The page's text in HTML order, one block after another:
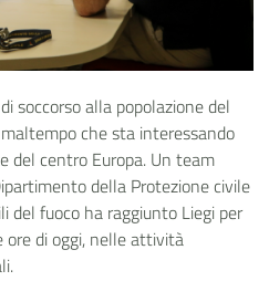
soccorso alla popolazione del
che sta interessando
del centro Europa. Un team
della Protezione civile
del fuoco ha raggiunto Liegi per
ore di oggi, nelle attività